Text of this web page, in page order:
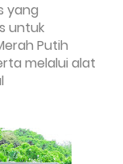
yang
untuk
Putih
melalui alat